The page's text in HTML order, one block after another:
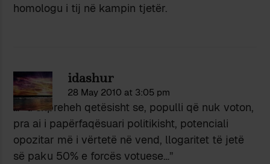
homologu i tij në kampin tjetër.
idashur
28 May 2010 at 3:05 pm
…” u shpreheh qetësisht se, populli që nuk voton,
pra ai i papërfaqësuari politikisht, potenciali
opozitar më i vërtetë në vend, llogaritet të jetë
së paku 50% e forcës votuese…”